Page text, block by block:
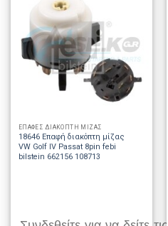
ΕΠΑΦΕΣ ΔΙΑΚΟΠΤΗ ΜΙΖΑΣ
18646 Επαφή διακόπτη μίζας
VW Golf IV Passat 8pin febi
bilstein 662156 108713